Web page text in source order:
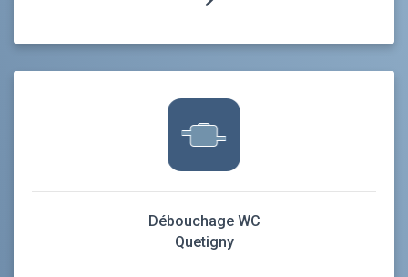
Débouchage WC
Quetigny